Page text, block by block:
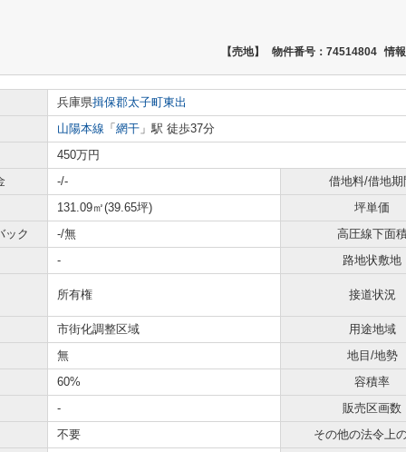
【売地】 物件番号：74514804 情
兵庫県揖保郡太子町東出
山陽本線 「 網干 」駅 徒歩37分
450万円
-/-
借地料/借地期
131.09㎡(39.65坪)
坪単価
ック
-/無
高圧線下面
-
路地状敷地
所有権 接道状況
市街化調整区域
用途地域
無
地目/地勢
60%
容積率
-
販売区画数
不要
その他の法令上